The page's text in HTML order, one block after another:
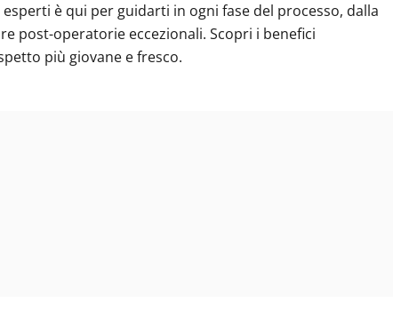
è qui per guidarti in ogni fase del processo, dalla
post-operatorie eccezionali. Scopri i benefici
più giovane e fresco.